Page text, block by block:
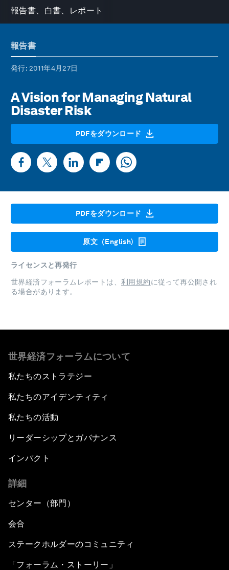
報告書、白書、レポート
報告書
発行: 2011年4月27日
A Vision for Managing Natural
Disaster Risk
PDFをダウンロード
PDFをダウンロード
原文（English)
ライセンスと再発行
世界経済フォーラムレポートは、 利用規約に従って再公開され
る場合があります。
世界経済フォーラムについて
私たちのストラテジー
私たちのアイデンティティ
私たちの活動
リーダーシップとガバナンス
インパクト
詳細
センター（部門）
会合
ステークホルダーのコミュニティ
「フォーラム・ストーリー」